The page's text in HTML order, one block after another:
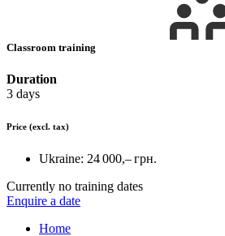
Classroom training
Duration
3 days
Price (excl. tax)
Ukraine: 24 000,– грн.
Currently no training dates
Enquire a date
Home